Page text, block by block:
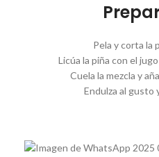
Pela y corta la
Licúa la piña con el
Cuela la mezcla y
Endulza al gusto